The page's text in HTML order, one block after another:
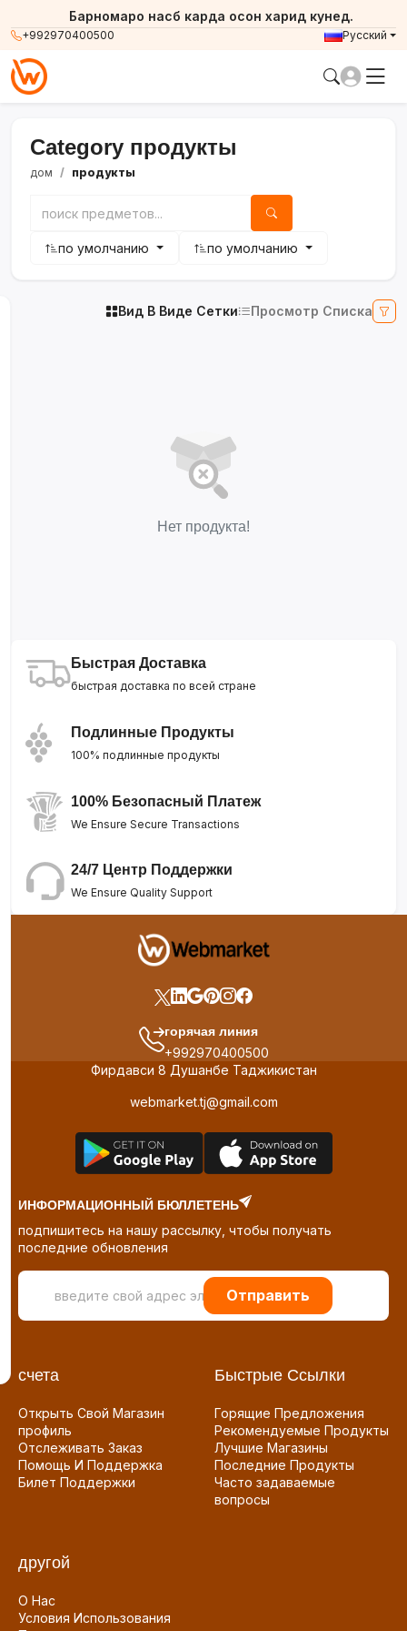
+992970400500
Барномаро насб карда осон харид кунед.
Русский
Category продукты
дом продукты
по умолчанию по умолчанию
Вид В Виде Сетки Просмотр Списка
Нет продукта!
Быстрая Доставка
быстрая доставка по всей стране
Подлинные Продукты
100% подлинные продукты
100% Безопасный Платеж
We Ensure Secure Transactions
24/7 Центр Поддержки
We Ensure Quality Support
горячая линия
+992970400500
Фирдавси 8 Душанбе Таджикистан
webmarket.tj@gmail.com
ИНФОРМАЦИОННЫЙ БЮЛЛЕТЕНЬ
подпишитесь на нашу рассылку, чтобы получать
последние обновления
Отправить
счета
Открыть Свой Магазин
профиль
Отслеживать Заказ
Помощь И Поддержка
Билет Поддержки
Быстрые Ссылки
Горящие Предложения
Рекомендуемые Продукты
Лучшие Магазины
Последние Продукты
Часто задаваемые
вопросы
другой
О Нас
Условия Использования